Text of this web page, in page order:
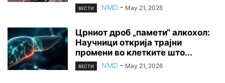
ВЕСТИ NMD - May 21, 2026
Црниот дроб „памети“ алкохол:
Научници открија трајни
промени во клетките што...
ВЕСТИ NMD - May 21, 2026